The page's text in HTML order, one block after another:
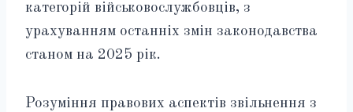
категорій військовослужбовців, з
урахуванням останніх змін законодавства
станом на 2025 рік.
Розуміння правових аспектів звільнення з